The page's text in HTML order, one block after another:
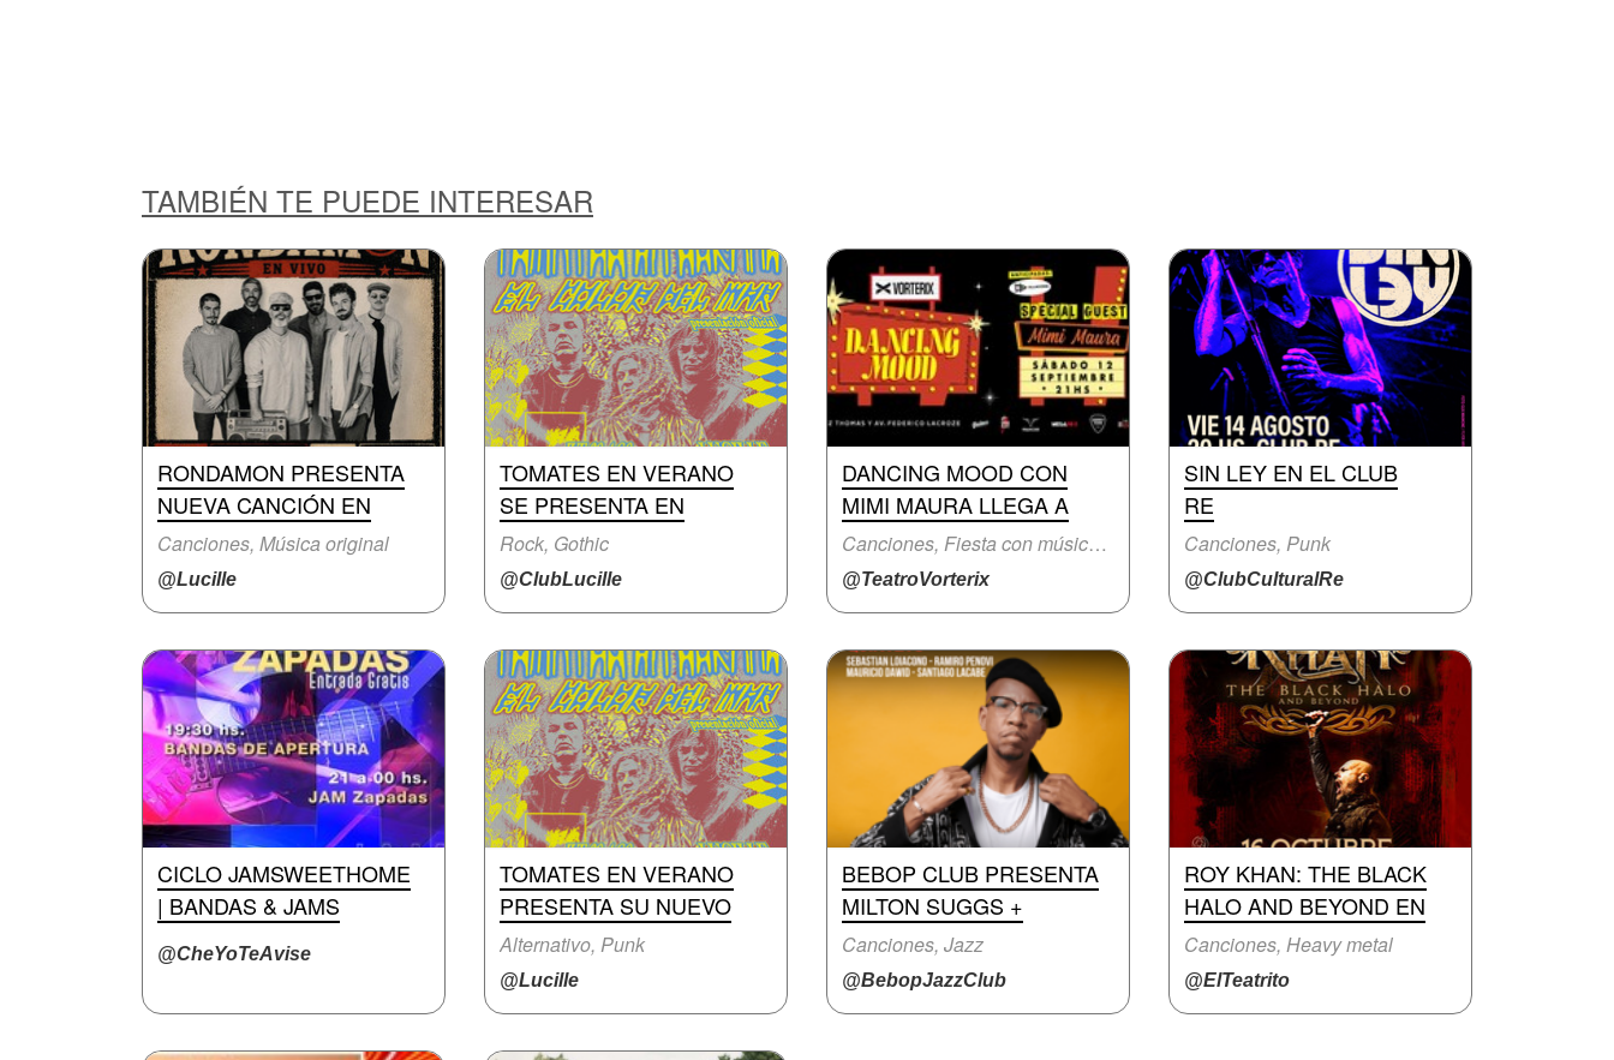
TAMBIÉN TE PUEDE INTERESAR
RONDAMON PRESENTA
NUEVA CANCIÓN EN
Canciones, Música original
@Lucille
TOMATES EN VERANO
SE PRESENTA EN
Rock, Gothic
@ClubLucille
DANCING MOOD CON
MIMI MAURA LLEGA A
Canciones, Fiesta con música en vivo
@TeatroVorterix
SIN LEY EN EL CLUB
RE
Canciones, Punk
@ClubCulturalRe
CICLO JAMSWEETHOME
| BANDAS & JAMS
@CheYoTeAvise
TOMATES EN VERANO
PRESENTA SU NUEVO
Alternativo, Punk
@Lucille
BEBOP CLUB PRESENTA
MILTON SUGGS +
Canciones, Jazz
@BebopJazzClub
ROY KHAN: THE BLACK
HALO AND BEYOND EN
Canciones, Heavy metal
@ElTeatrito